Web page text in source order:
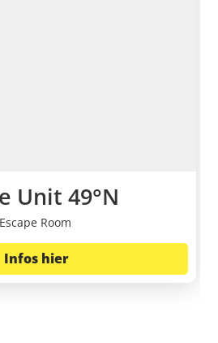
Unit 49°N
Escape Room
Infos hier